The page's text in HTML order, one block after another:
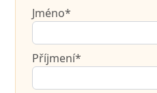
Jméno*
Příjmení*